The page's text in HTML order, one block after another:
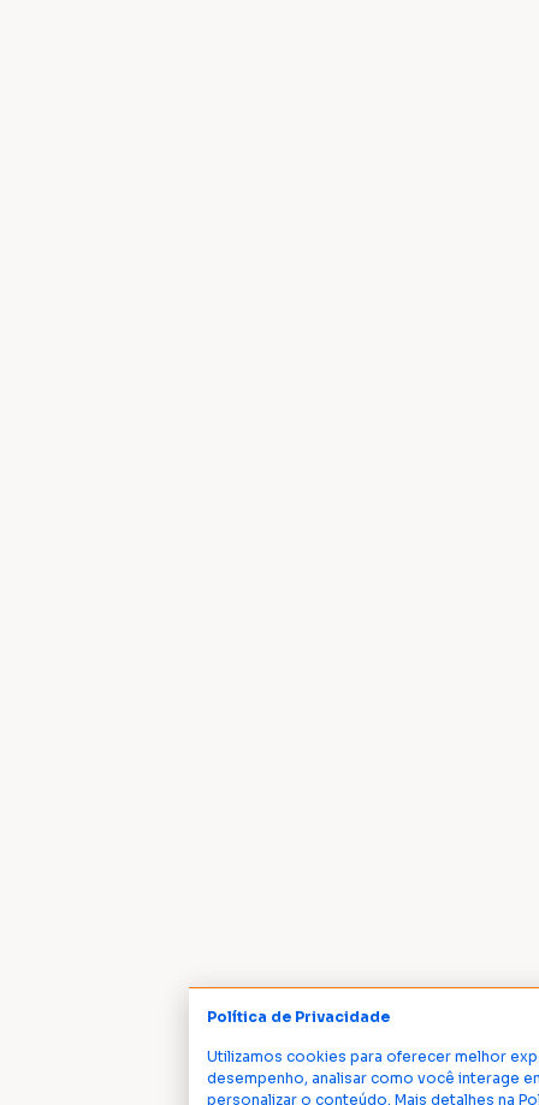
Política de Privacidade
Utilizamos cookies para oferecer melhor
desempenho, analisar como você interage
personalizar o conteúdo. Mais detalhes na